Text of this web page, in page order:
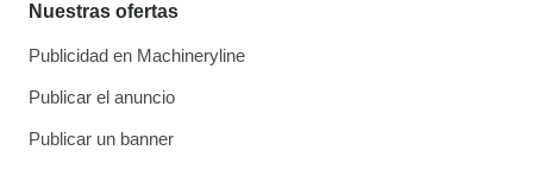
Nuestras ofertas
Publicidad en Machineryline
Publicar el anuncio
Publicar un banner